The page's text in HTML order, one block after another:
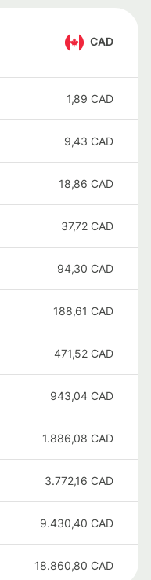
CAD
1,89 CAD
9,43 CAD
18,86 CAD
37,72 CAD
94,30 CAD
188,61 CAD
471,52 CAD
943,04 CAD
1.886,08 CAD
3.772,16 CAD
9.430,40 CAD
18.860,80 CAD